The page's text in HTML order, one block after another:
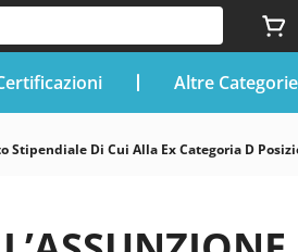
Altre Categorie
Di Cui Alla Ex Categoria D